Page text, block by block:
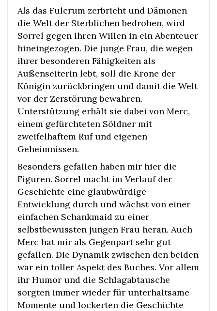
Als das Fulcrum zerbricht und Dämonen
die Welt der Sterblichen bedrohen, wird
Sorrel gegen ihren Willen in ein Abenteuer
hineingezogen. Die junge Frau, die wegen
ihrer besonderen Fähigkeiten als
Außenseiterin lebt, soll die Krone der
Königin zurückbringen und damit die Welt
vor der Zerstörung bewahren.
Unterstützung erhält sie dabei von Merc,
einem gefürchteten Söldner mit
zweifelhaftem Ruf und eigenen
Geheimnissen.
Besonders gefallen haben mir hier die
Figuren. Sorrel macht im Verlauf der
Geschichte eine glaubwürdige
Entwicklung durch und wächst von einer
einfachen Schankmaid zu einer
selbstbewussten jungen Frau heran. Auch
Merc hat mir als Gegenpart sehr gut
gefallen. Die Dynamik zwischen den beiden
war ein toller Aspekt des Buches. Vor allem
ihr Humor und die Schlagabtausche
sorgten immer wieder für unterhaltsame
Momente und lockerten die Geschichte